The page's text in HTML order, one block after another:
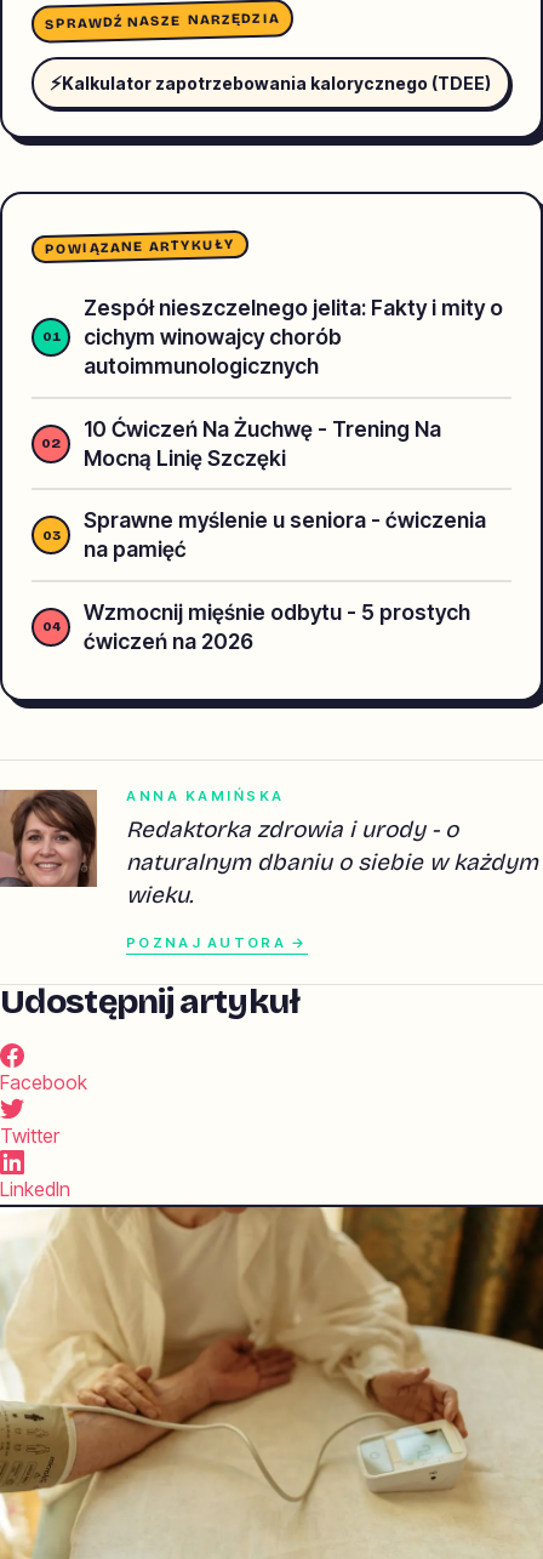
SPRAWDŹ NASZE NARZĘDZIA
⚡Kalkulator zapotrzebowania kalorycznego (TDEE)
POWIĄZANE ARTYKUŁY
Zespół nieszczelnego jelita: Fakty i mity o
cichym winowajcy chorób
autoimmunologicznych
10 Ćwiczeń Na Żuchwę - Trening Na
Mocną Linię Szczęki
Sprawne myślenie u seniora - ćwiczenia
na pamięć
Wzmocnij mięśnie odbytu - 5 prostych
ćwiczeń na 2026
ANNA KAMIŃSKA
Redaktorka zdrowia i urody - o
naturalnym dbaniu o siebie w każdym
wieku.
POZNAJ AUTORA →
Udostępnij artykuł
Facebook
Twitter
LinkedIn